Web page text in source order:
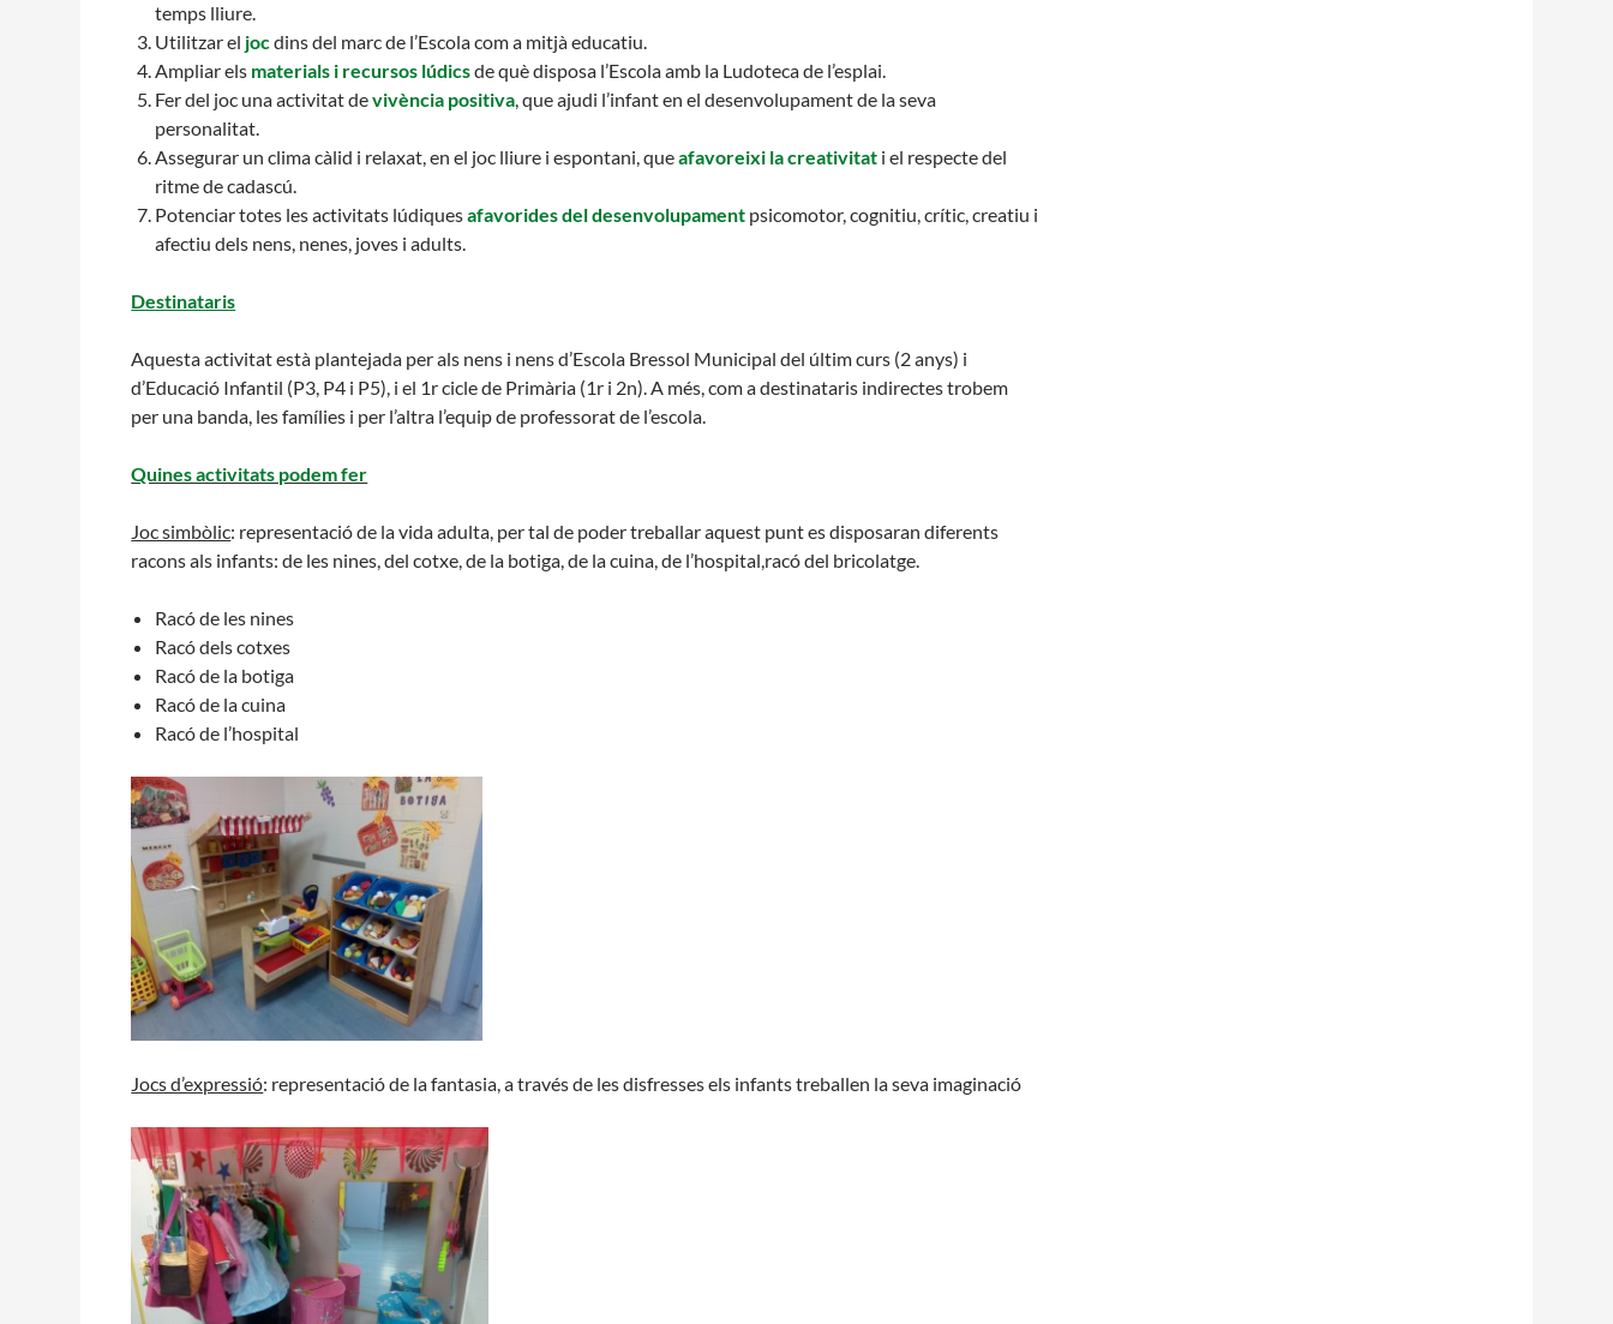
temps lliure.
Utilitzar el jocdins del marc de l’Escola com a mitjà educatiu.
Ampliar els materials i recursos lúdicsde què disposa l’Escola amb la Ludoteca de l’esplai.
Fer del joc una activitat devivència positiva, que ajudi l’infant en el desenvolupament de la seva
personalitat.
Assegurar un clima càlid i relaxat, en el joc lliure i espontani, queafavoreixi la creativitat i el respecte del
ritme de cadascú.
Potenciar totes les activitats lúdiquesafavorides del desenvolupament psicomotor, cognitiu, crític, creatiu i
afectiu dels nens, nenes, joves i adults.
Destinataris
Aquesta activitat està plantejada per als nens i nens d’Escola Bressol Municipal del últim curs (2 anys) i
d’Educació Infantil (P3, P4 i P5), i el 1r cicle de Primària (1r i 2n). A més, com a destinataris indirectes trobem
per una banda, les famílies i per l’altra l’equip de professorat de l’escola.
Quines activitats podem fer
Joc simbòlic: representació de la vida adulta, per tal de poder treballar aquest punt es disposaran diferents
racons als infants: de les nines, del cotxe, de la botiga, de la cuina, de l’hospital,racó del bricolatge.
Racó de les nines
Racó dels cotxes
Racó de la botiga
Racó de la cuina
Racó de l’hospital
Jocs d’expressió: representació de la fantasia, a través de les disfresses els infants treballen la seva imaginació